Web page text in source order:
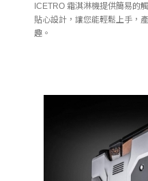
ICETRO 霜淇淋機提供簡易的
貼心設計，讓您能輕鬆上手，
趣。